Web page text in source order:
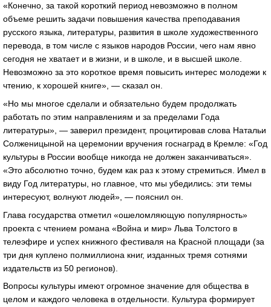
«Конечно, за такой короткий период невозможно в полном
объеме решить задачи повышения качества преподавания
русского языка, литературы, развития в школе художественного
перевода, в том числе с языков народов России, чего нам явно
сегодня не хватает и в жизни, и в школе, и в высшей школе.
Невозможно за это короткое время повысить интерес молодежи к
чтению, к хорошей книге», — сказал он.
«Но мы многое сделали и обязательно будем продолжать
работать по этим направлениям и за пределами Года
литературы», — заверил президент, процитировав слова Натальи
Солженицыной на церемонии вручения госнаград в Кремле: «Год
культуры в России вообще никогда не должен заканчиваться».
«Это абсолютно точно, будем как раз к этому стремиться. Имел в
виду Год литературы, но главное, что мы убедились: эти темы
интересуют, волнуют людей», — пояснил он.
Глава государства отметил «ошеломляющую популярность»
проекта с чтением романа «Война и мир» Льва Толстого в
телеэфире и успех книжного фестиваля на Красной площади (за
три дня куплено полмиллиона книг, изданных тремя сотнями
издательств из 50 регионов).
Вопросы культуры имеют огромное значение для общества в
целом и каждого человека в отдельности. Культура формирует